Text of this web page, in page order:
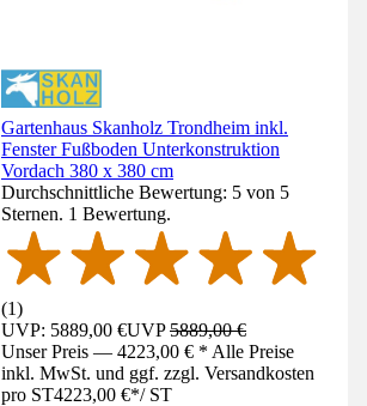
Gartenhaus Skanholz Trondheim inkl.
Fenster Fußboden Unterkonstruktion
Vordach 380 x 380 cm
Durchschnittliche Bewertung: 5 von 5
Sternen. 1 Bewertung.
(1)
UVP: 5889,00 €UVP5889,00 €
Unser Preis — 4223,00 € * Alle Preise
inkl. MwSt. und ggf. zzgl. Versandkosten
pro ST4223,00 €*/ ST